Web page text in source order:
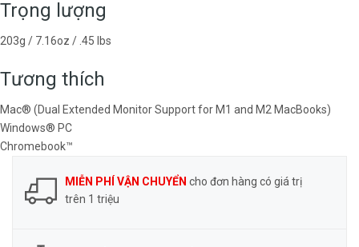
Trọng lượng
203g / 7.16oz / .45 lbs
Tương thích
Mac® (Dual Extended Monitor Support for M1 and M2 MacBooks)
Windows® PC
Chromebook™
MIỄN PHÍ VẬN CHUYỂN cho đơn hàng có giá trị
trên 1 triệu